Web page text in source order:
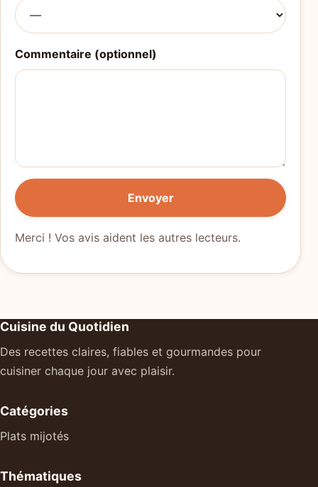
Commentaire (optionnel)
Envoyer
Merci ! Vos avis aident les autres lecteurs.
Cuisine du Quotidien
Des recettes claires, fiables et gourmandes pour
cuisiner chaque jour avec plaisir.
Catégories
Plats mijotés
Thématiques